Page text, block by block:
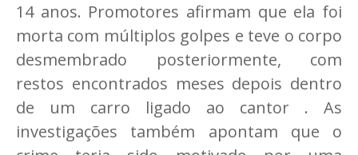
14 anos. Promotores afirmam que ela foi
morta com múltiplos golpes e teve o corpo
desmembrado posteriormente, com
restos encontrados meses depois dentro
de um carro ligado ao cantor . As
investigações também apontam que o